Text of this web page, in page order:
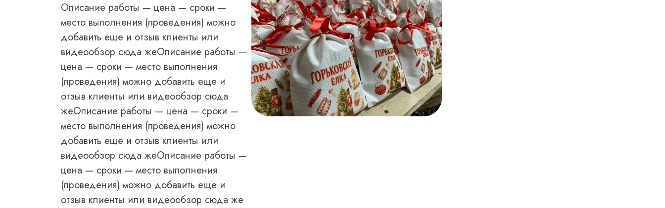
Описание работы — цена — сроки —
место выполнения (проведения) можно
добавить еще и отзыв клиенты или
видеообзор сюда жеОписание работы —
цена — сроки — место выполнения
(проведения) можно добавить еще и
отзыв клиенты или видеообзор сюда
жеОписание работы — цена — сроки —
место выполнения (проведения) можно
добавить еще и отзыв клиенты или
видеообзор сюда жеОписание работы —
цена — сроки — место выполнения
(проведения) можно добавить еще и
отзыв клиенты или видеообзор сюда же